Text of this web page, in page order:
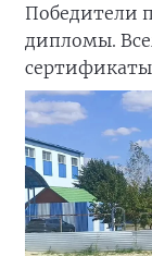
Победители
дипломы.